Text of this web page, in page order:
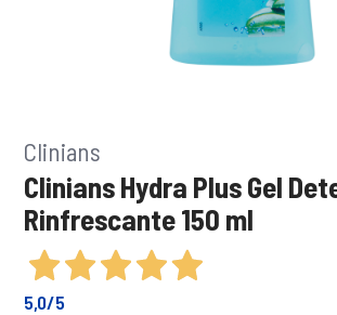
Clinians
Clinians Hydra Plus Gel
Rinfrescante 150 ml
5,0/5